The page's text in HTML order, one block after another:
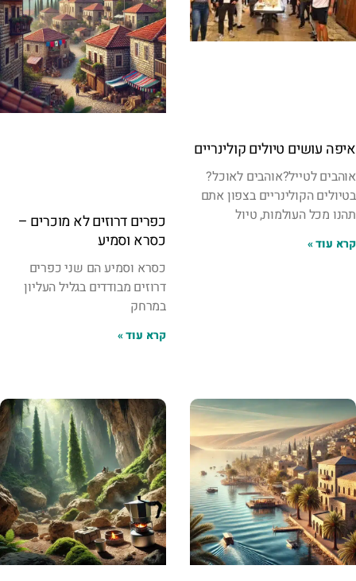
איפה עושים טיולים קולינריים
אוהבים לטייל?אוהבים לאוכל?
בטיולים הקולינריים בצפון אתם
תהנו מכל העולמות, טיול
קרא עוד »
כפרים דרוזים לא מוכרים –
כסרא וסמיע
כסרא וסמיע הם שני כפרים
דרוזים מבודדים בגליל העליון
במרחק
קרא עוד »